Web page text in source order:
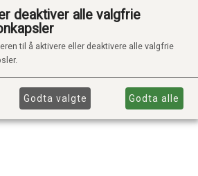
deaktiver alle valgfrie
til å aktivere eller deaktivere alle valgfrie
Godta valgte Godta alle